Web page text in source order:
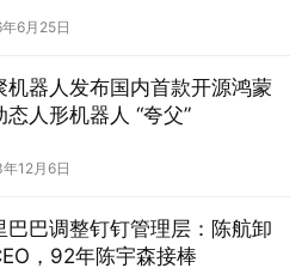
6月25日
机器人发布国内首款开源鸿蒙
态人形机器人 “夸父”
12月6日
巴巴调整钉钉管理层：陈航卸
，92年陈宇森接棒